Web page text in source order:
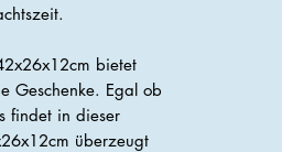
bietet
Geschenke. Egal ob
findet in dieser
überzeugt